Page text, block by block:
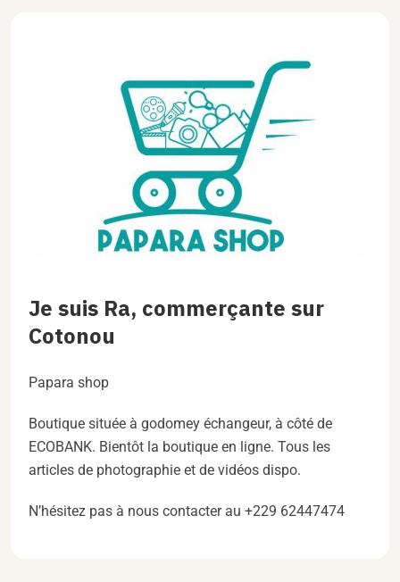
Je suis Ra, commerçante sur
Cotonou
Papara shop
Boutique située à godomey échangeur, à côté de
ECOBANK. Bientôt la boutique en ligne. Tous les
articles de photographie et de vidéos dispo.
N’hésitez pas à nous contacter au +229 62447474